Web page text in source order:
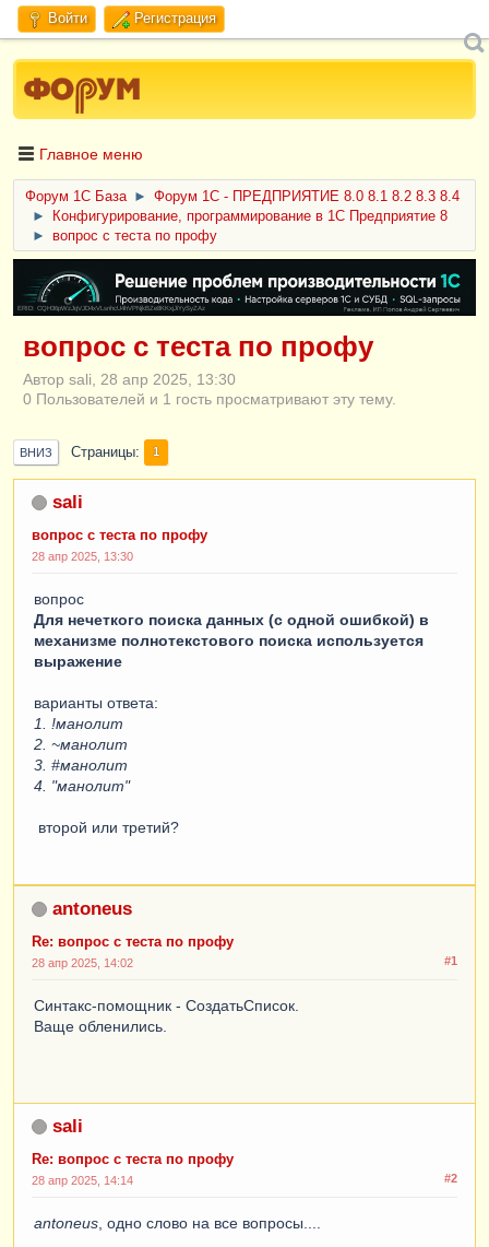
Войти Регистрация
Главное меню
Форум 1C База ►
Форум 1С - ПРЕДПРИЯТИЕ 8.0 8.1 8.2 8.3 8.4
►
Конфигурирование, программирование в 1С Предприятие 8
►
вопрос с теста по профу
ERID: CQH36pWzJqVJD4xVLsnhcU4hVPNjkBZe8KKxjJiYySyZAz
вопрос с теста по профу
Автор sali, 28 апр 2025, 13:30
0 Пользователей и 1 гость просматривают эту тему.
ВНИЗ Страницы 1
sali
вопрос с теста по профу
28 апр 2025, 13:30
вопрос
Для нечеткого поиска данных (с одной ошибкой) в
механизме полнотекстового поиска используется
выражение
варианты ответа:
1. !манолит
2. ~манолит
3. #манолит
4. "манолит"
второй или третий?
antoneus
Re: вопрос с теста по профу
#1
28 апр 2025, 14:02
Синтакс-помощник - СоздатьСписок.
Ваще обленились.
sali
Re: вопрос с теста по профу
#2
28 апр 2025, 14:14
antoneus , одно слово на все вопросы....